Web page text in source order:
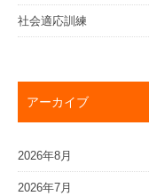
社会適応訓練
アーカイブ
2026年8月
2026年7月